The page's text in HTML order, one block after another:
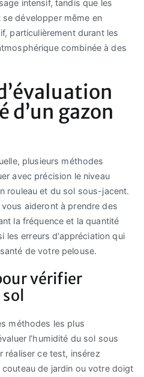
intensif, tandis que les
développer même en
particulièrement durant les
combinée à des
d’un gazon
plusieurs méthodes
avec précision le niveau
rouleau et du sol sous-jacent.
aideront à prendre des
la fréquence et la quantité
les erreurs d’appréciation qui
de votre pelouse.
vérifier
méthodes les plus
l’humidité du sol sous
réaliser ce test, insérez
de jardin ou votre doigt